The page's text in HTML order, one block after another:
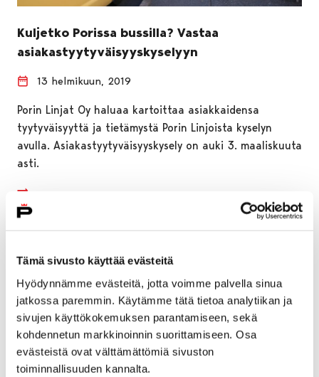
Tämä sivusto käyttää evästeitä
Hyödynnämme evästeitä, jotta voimme palvella sinua
jatkossa paremmin. Käytämme tätä tietoa analytiikan ja
sivujen käyttökokemuksen parantamiseen, sekä
kohdennetun markkinoinnin suorittamiseen. Osa
evästeistä ovat välttämättömiä sivuston
toiminnallisuuden kannalta.
Kuljetko Porissa bussilla? Vastaa
asiakastyytyväisyyskyselyyn
13 helmikuun, 2019
Porin Linjat Oy haluaa kartoittaa asiakkaidensa
tyytyväisyyttä ja tietämystä Porin Linjoista kyselyn
avulla. Asiakastyytyväisyyskysely on auki 3. maaliskuuta
asti.